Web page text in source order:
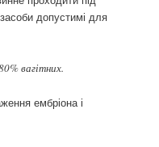
допустимі для
вагітних.
ембріона і